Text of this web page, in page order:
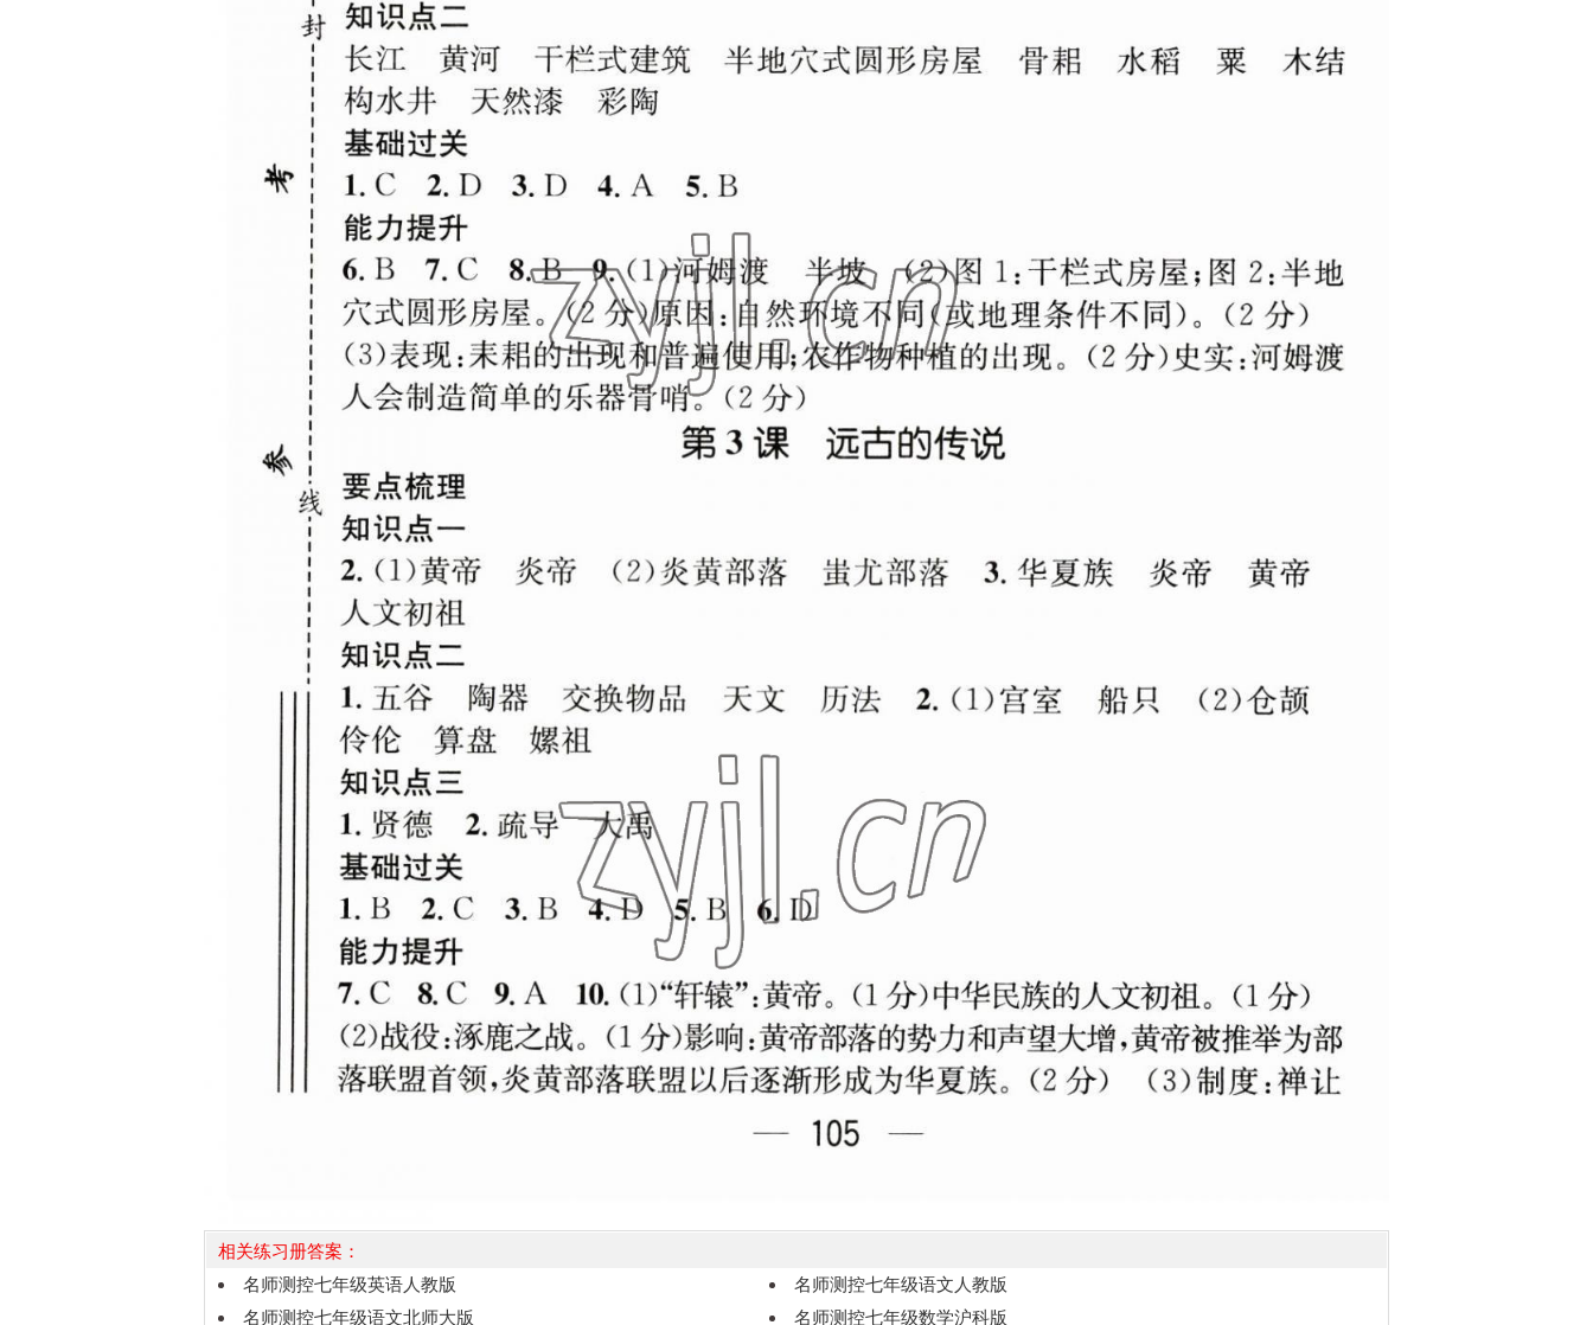
相关练习册答案：
名师测控七年级英语人教版
名师测控七年级语文人教版
名师测控七年级语文北师大版
名师测控七年级数学沪科版